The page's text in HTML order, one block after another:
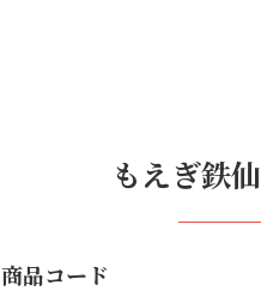
もえぎ鉄
商品コード